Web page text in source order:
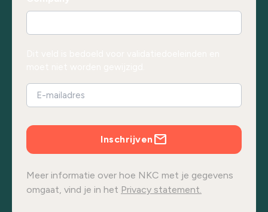
Inschrijven
Meer informatie over hoe NKC met je gegevens
omgaat, vind je in het Privacy statement.